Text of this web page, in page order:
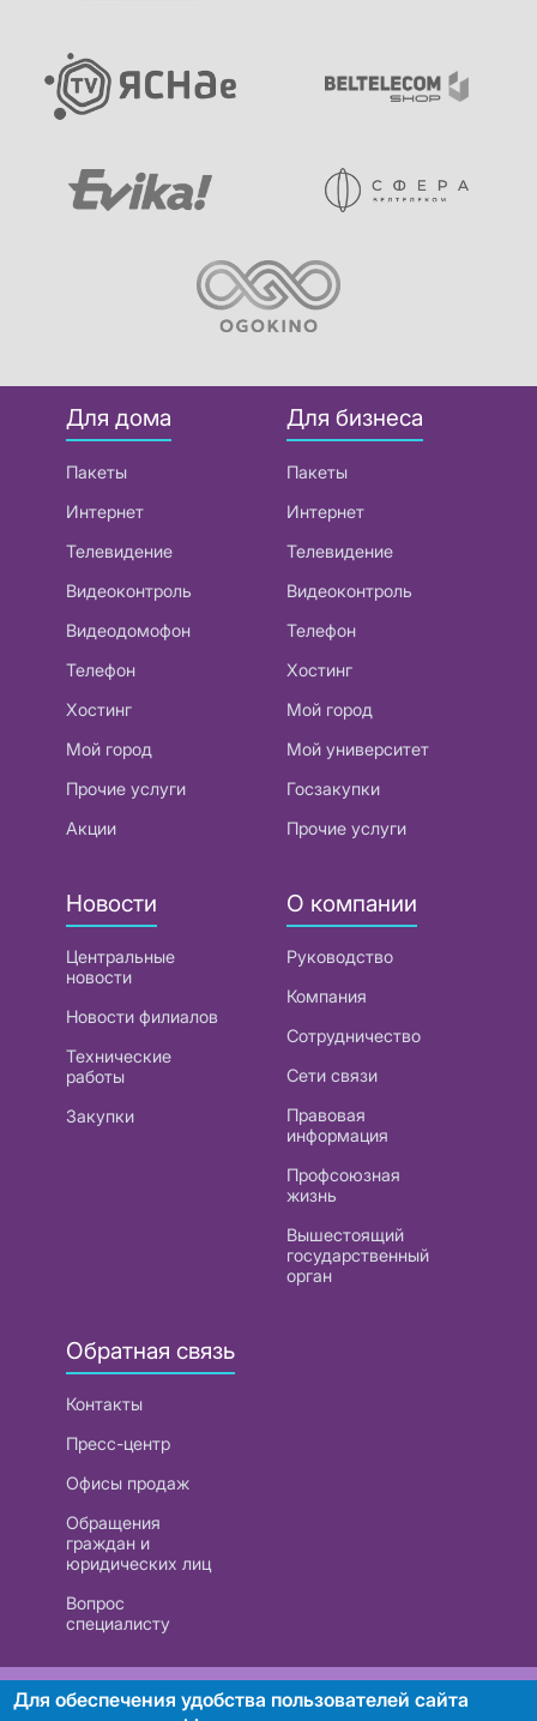
Для дома
Пакеты
Интернет
Телевидение
Видеоконтроль
Видеодомофон
Телефон
Хостинг
Мой город
Прочие услуги
Акции
Для бизнеса
Пакеты
Интернет
Телевидение
Видеоконтроль
Телефон
Хостинг
Мой город
Мой университет
Госзакупки
Прочие услуги
Новости
Центральные
новости
Новости филиалов
Технические
работы
Закупки
О компании
Руководство
Компания
Сотрудничество
Сети связи
Правовая
информация
Профсоюзная
жизнь
Вышестоящий
государственный
орган
Обратная связь
Контакты
Пресс-центр
Офисы продаж
Обращения
граждан и
юридических лиц
Вопрос
специалисту
РУП «Белтелеком». УНП 101007741
Для обеспечения удобства пользователей сайта